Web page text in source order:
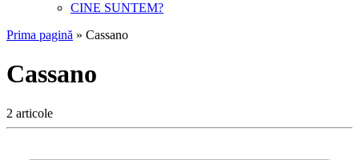
CINE SUNTEM?
Prima pagină » Cassano
Cassano
2 articole